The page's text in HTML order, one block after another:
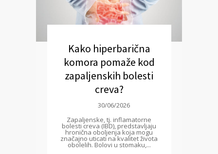
Kako hiperbarična
komora pomaže kod
zapaljenskih bolesti
creva?
30/06/2026
Zapaljenske, tj. inflamatorne
bolesti creva (IBD), predstavljaju
hronična oboljenja koja mogu
značajno uticati na kvalitet života
obolelih. Bolovi u stomaku,...